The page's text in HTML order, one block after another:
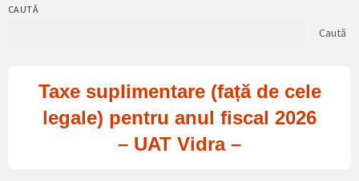
CAUTĂ
Caută
Taxe suplimentare (față de cele
legale) pentru anul fiscal 2026
– UAT Vidra –